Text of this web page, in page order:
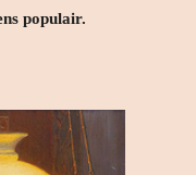
populair.